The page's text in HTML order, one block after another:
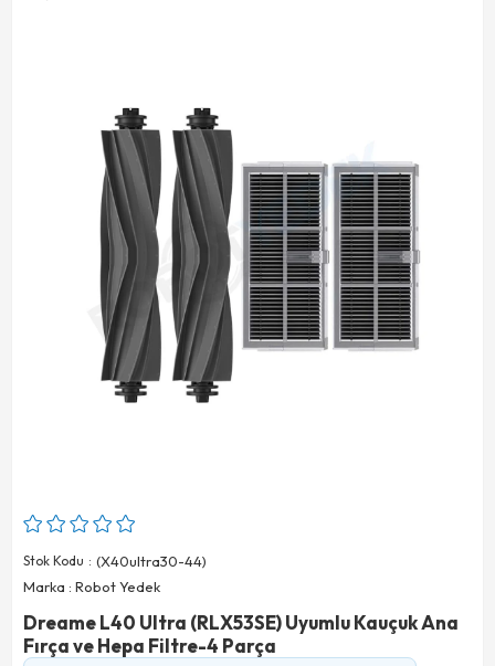
Stok Kodu
(X40ultra30-44)
Marka : Robot Yedek
Dreame L40 Ultra (RLX53SE) Uyumlu Kauçuk Ana
Fırça ve Hepa Filtre-4 Parça